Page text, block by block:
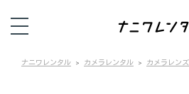
ナニワレンタル カメラレンタル カメラレン